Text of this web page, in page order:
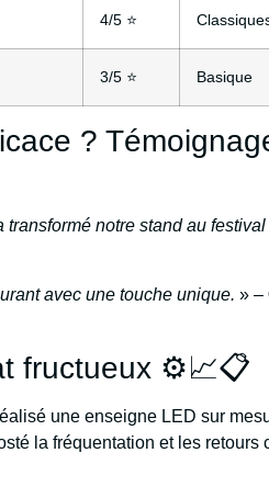
4/5 ⭐
3/5 ⭐ Basique
?
notre stand au
avec une touche unique. » –
fructueux ⚙️📈📋
une enseigne LED sur
la fréquentation et les retours